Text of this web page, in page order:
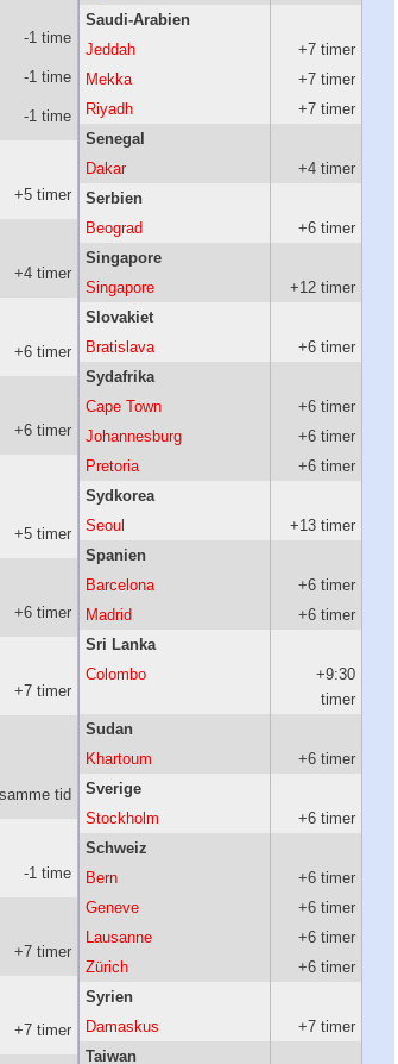
-1 time
-1 time
-1 time
+5 timer
+4 timer
+6 timer
+6 timer
+5 timer
+6 timer
+7 timer
samme tid
-1 time
+7 timer
+7 timer
Saudi-Arabien
Jeddah
+7 timer
Mekka
+7 timer
Riyadh
+7 timer
Senegal
Dakar
+4 timer
Serbien
Beograd
+6 timer
Singapore
Singapore
+12 timer
Slovakiet
Bratislava
+6 timer
Sydafrika
Cape Town
+6 timer
Johannesburg
+6 timer
Pretoria
+6 timer
Sydkorea
Seoul
+13 timer
Spanien
Barcelona
+6 timer
Madrid
+6 timer
Sri Lanka
Colombo
+9:30
timer
Sudan
Khartoum
+6 timer
Sverige
Stockholm
+6 timer
Schweiz
Bern
+6 timer
Geneve
+6 timer
Lausanne
+6 timer
Zürich
+6 timer
Syrien
Damaskus
+7 timer
Taiwan